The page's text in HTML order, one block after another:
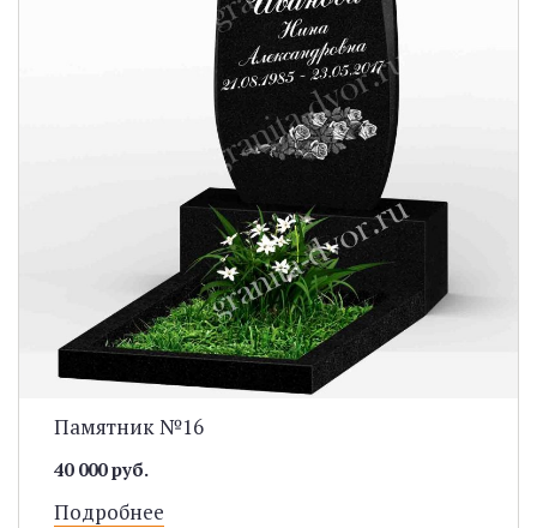
Памятник №16
40 000 руб.
Подробнее